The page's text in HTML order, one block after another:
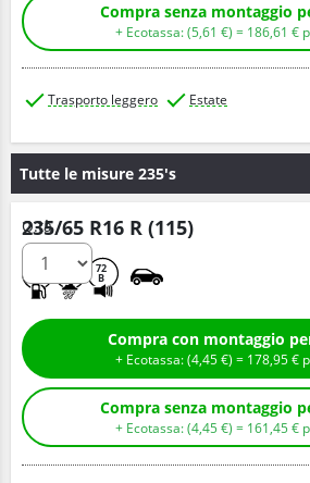
+ Ecotassa: (5,61 € ) = 186,61 €
Trasporto leggero Estate
Tutte le misure 235's
235/65 R16 R (115)
72
B
Q.tà
+ Ecotassa: (4,45€ ) = 178,95€
+ Ecotassa: (4,45€ ) = 161,45€